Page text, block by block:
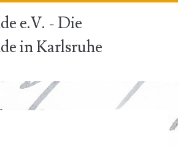
e.V. - Die
in Karlsruhe